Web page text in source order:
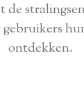
de
ontdekken.